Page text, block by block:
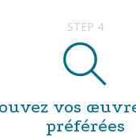
STEP 4
vos
préférées